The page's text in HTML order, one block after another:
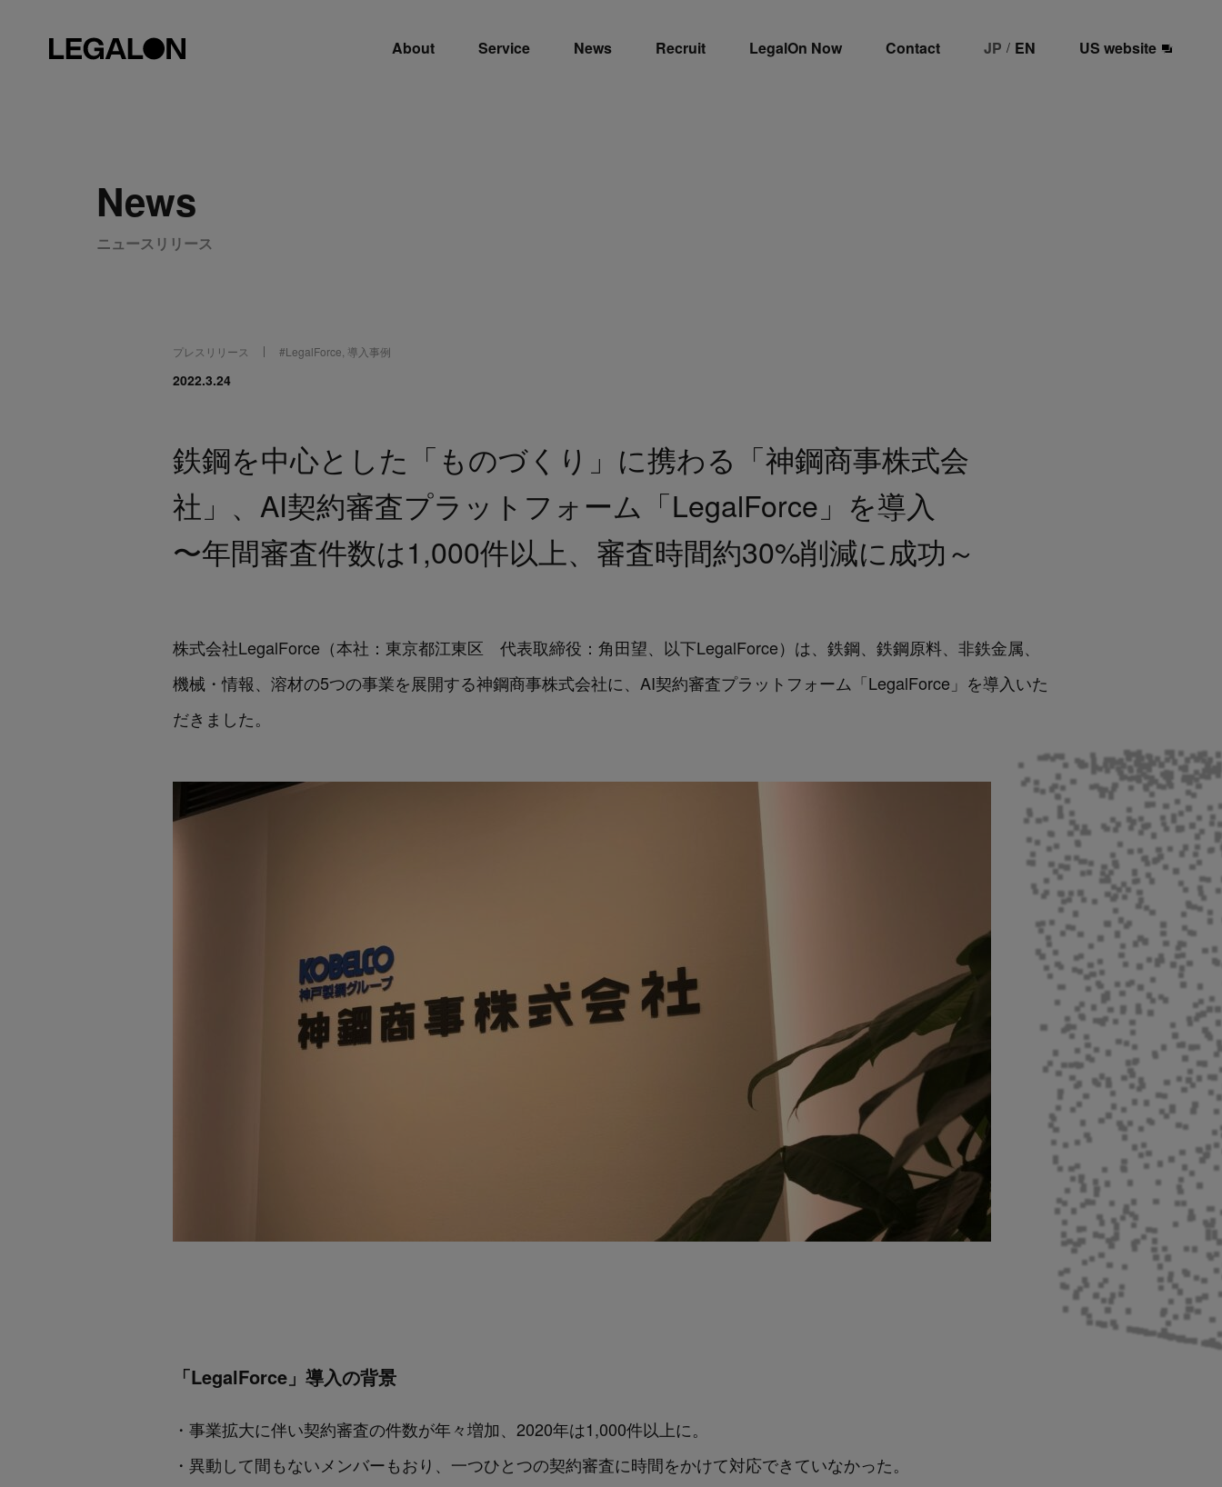
About Service News Recruit LegalOn Now Contact JP / EN US website
News
ニュースリリース
プレスリリース #LegalForce 導入事例
2022.3.24
鉄鋼を中心とした「ものづくり」に携わる「神鋼商事株式会
社」、AI契約審査プラットフォーム「LegalForce」を導入
〜年間審査件数は1,000件以上、審査時間約30%削減に成功～
株式会社LegalForce（本社：東京都江東区 代表取締役：角田望、以下LegalForce）は、鉄鋼、鉄鋼原料、非鉄金属、
機械・情報、溶材の5つの事業を展開する神鋼商事株式会社に、AI契約審査プラットフォーム「LegalForce」を導入いた
だきました。
「LegalForce」導入の背景
・事業拡大に伴い契約審査の件数が年々増加、2020年は1,000件以上に。
・異動して間もないメンバーもおり、一つひとつの契約審査に時間をかけて対応できていなかった。